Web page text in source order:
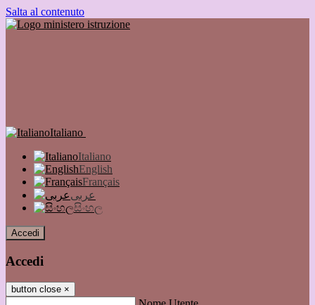
Salta al contenuto
Italiano
Italiano
English
Français
عربى
සිංහල
Accedi
Accedi
button close ×